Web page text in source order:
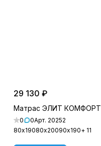
29 130 ₽
Матрас ЭЛИТ КОМФОРТ
0 0Арт. 20252
80х19080х20090х190+ 11